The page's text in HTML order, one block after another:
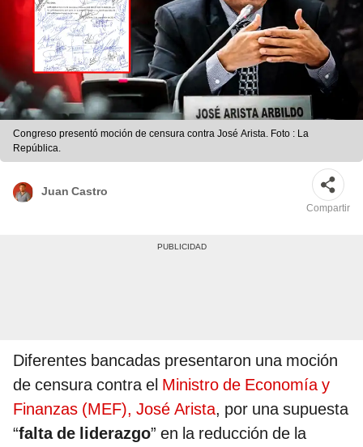
Congreso presentó moción de censura contra José Arista. Foto : La
República.
Juan Castro
Compartir
Diferentes bancadas presentaron una moción
de censura contra el Ministro de Economía y
Finanzas (MEF), José Arista, por una supuesta
“falta de liderazgo” en la reducción de la